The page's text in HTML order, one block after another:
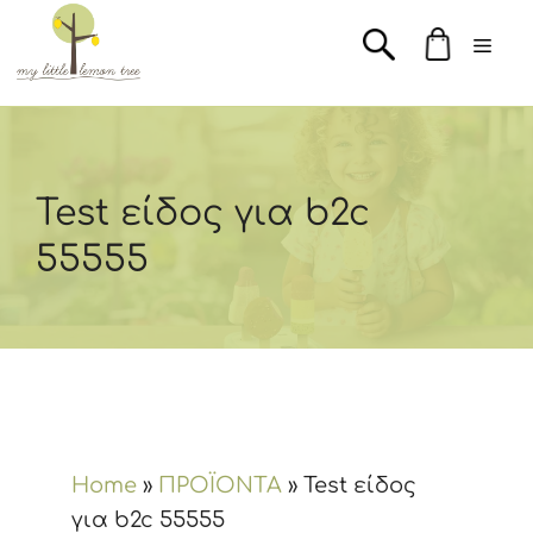
Μετάβαση
περιεχόμενο
Test είδος για b2c
55555
Home » ΠΡΟΪΟΝΤΑ » Test είδος
για b2c 55555